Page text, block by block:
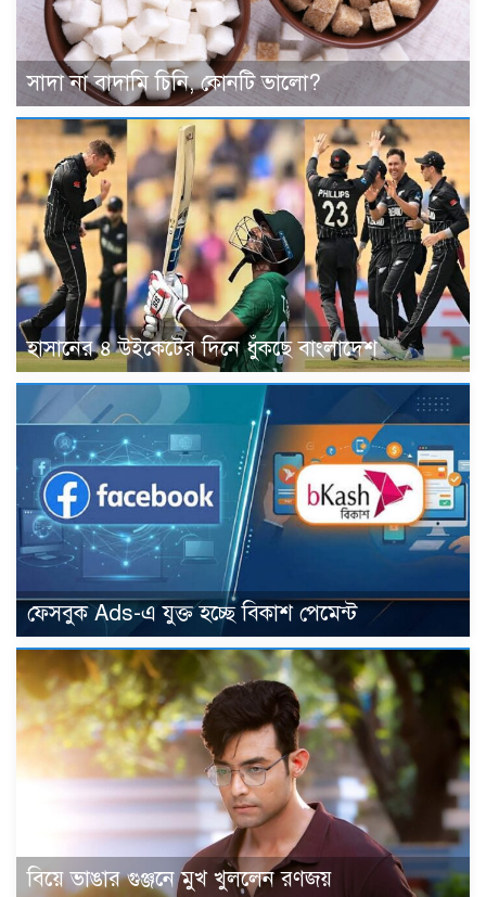
সাদা না বাদামি চিনি, কোনটি ভালো?
হাসানের ৪ উইকেটের দিনে ধুঁকছে বাংলাদেশ
ফেসবুক Ads-এ যুক্ত হচ্ছে বিকাশ পেমেন্ট
বিয়ে ভাঙার গুঞ্জনে মুখ খুললেন রণজয়